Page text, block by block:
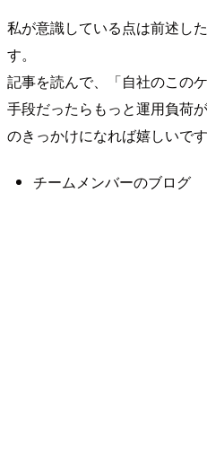
私が意識している点は前述し
す。
記事を読んで、「自社のこの
手段だったらもっと運用負荷
のきっかけになれば嬉しいです
チームメンバーのブログ